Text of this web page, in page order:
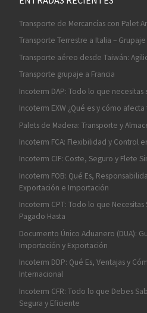
Transporte de Mercancías con Palet
Transporte Terrestre a Italia –
Transporte aéreo desde Taiwán:
Transporte grupaje a Francia
Incoterm DAP: Todo lo que necesitas
Incoterm EXW ¿Qué es y cómo afecta
Palets de Madera: Transporte y
Incoterm FCA: Flexibilidad y Control
Incoterm CIF: Coste, Seguro y Flete
Incoterm FOB: Qué Es,
Exportación e Importación
Incoterm CPT: Todo lo que
Pagado Hasta
Documento Único Aduanero (DUA):
Importación y Exportación
Incoterm DDP: Qué Es, Ventajas y
Internacional
Incoterm CFR: Todo lo que Debes
Segura y Eficiente